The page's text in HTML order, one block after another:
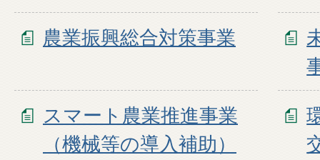
農業振興総合対策事業
スマート農業推進事業
（機械等の導入補助）